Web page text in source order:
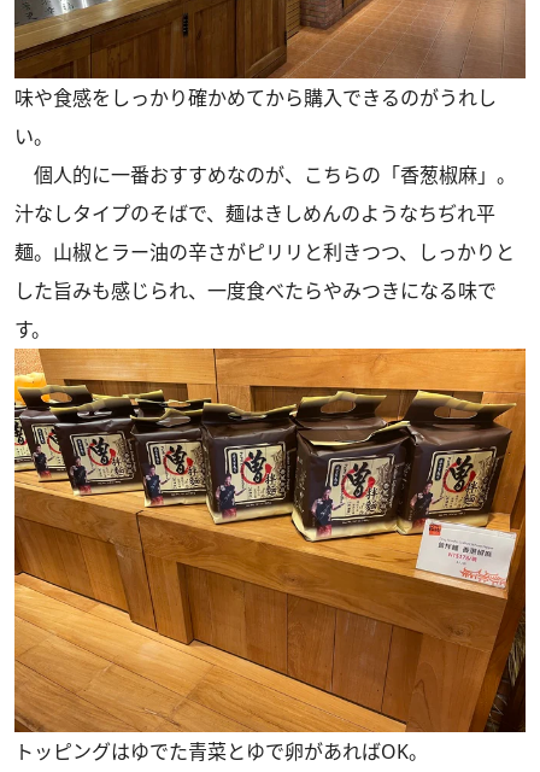
味や食感をしっかり確かめてから購入できるのがうれし
い。
個人的に一番おすすめなのが、こちらの「香葱椒麻」。
汁なしタイプのそばで、麺はきしめんのようなちぢれ平
麺。山椒とラー油の辛さがピリリと利きつつ、しっかりと
した旨みも感じられ、一度食べたらやみつきになる味で
す。
トッピングはゆでた青菜とゆで卵があればOK。